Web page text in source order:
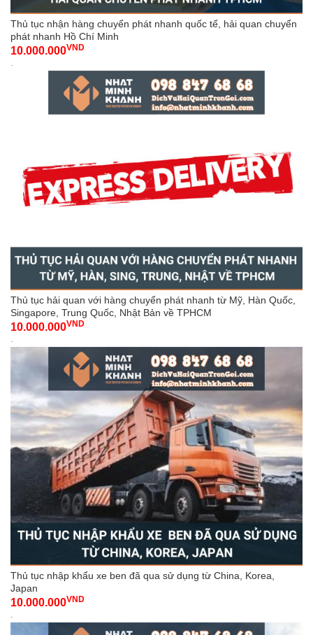
Thủ tục nhận hàng chuyển phát nhanh quốc tế, hải quan chuyển
phát nhanh Hồ Chí Minh
10.000.000VND
-
Thủ tục hải quan với hàng chuyển phát nhanh từ Mỹ, Hàn Quốc,
Singapore, Trung Quốc, Nhật Bản về TPHCM
10.000.000VND
-
Thủ tục nhập khẩu xe ben đã qua sử dụng từ China, Korea,
Japan
10.000.000VND
-